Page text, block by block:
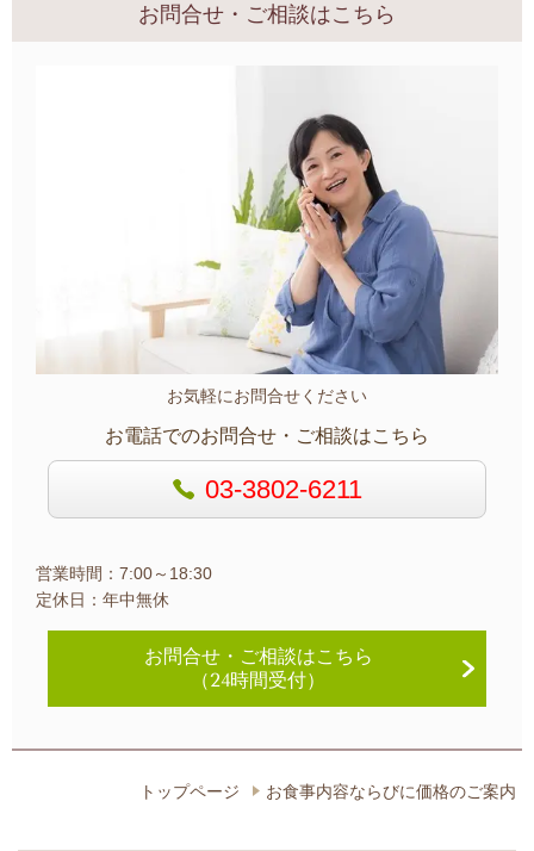
お問合せ・ご相談はこちら
お気軽にお問合せください
お電話でのお問合せ・ご相談はこちら
03-3802-6211
営業時間：7:00～18:30
定休日：年中無休
お問合せ・ ご相談はこちら
（24時間受付）
トップページ お食事内容ならびに価格のご案内